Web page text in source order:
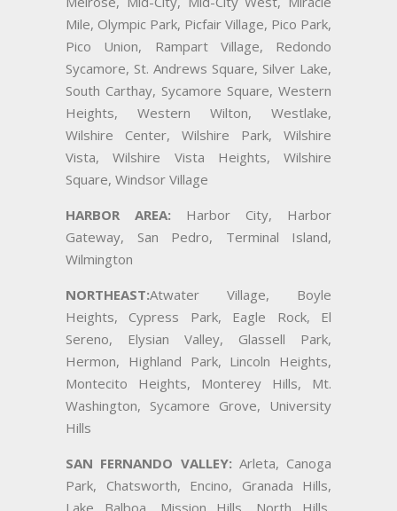
Mile, Olympic Park, Picfair Village, Pico Park,
Pico Union, Rampart Village, Redondo
Sycamore, St. Andrews Square, Silver Lake,
South Carthay, Sycamore Square, Western
Heights, Western Wilton, Westlake,
Wilshire Center, Wilshire Park, Wilshire
Vista, Wilshire Vista Heights, Wilshire
Square, Windsor Village
HARBOR AREA: Harbor City, Harbor
Gateway, San Pedro, Terminal Island,
Wilmington
NORTHEAST:Atwater Village, Boyle
Heights, Cypress Park, Eagle Rock, El
Sereno, Elysian Valley, Glassell Park,
Hermon, Highland Park, Lincoln Heights,
Montecito Heights, Monterey Hills, Mt.
Washington, Sycamore Grove, University
Hills
SAN FERNANDO VALLEY: Arleta, Canoga
Park, Chatsworth, Encino, Granada Hills,